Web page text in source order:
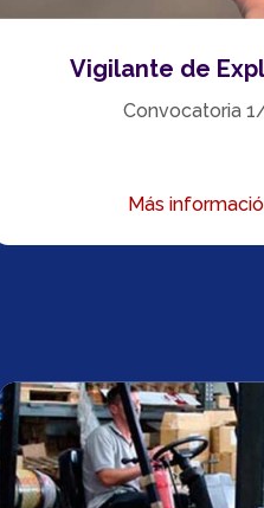
Vigilante de
Convocatoria 1/
Más